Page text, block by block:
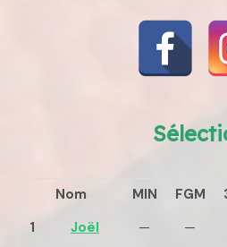
Nom MIN FGM
1
Joël — —